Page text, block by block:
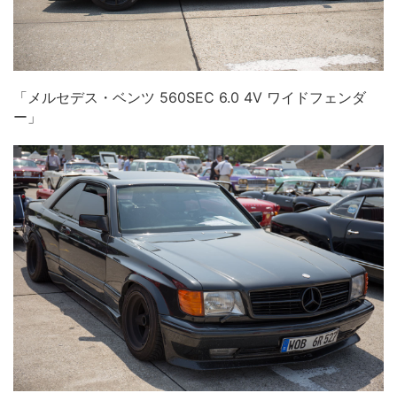
「メルセデス・ベンツ 560SEC 6.0 4V ワイドフェンダ
ー」